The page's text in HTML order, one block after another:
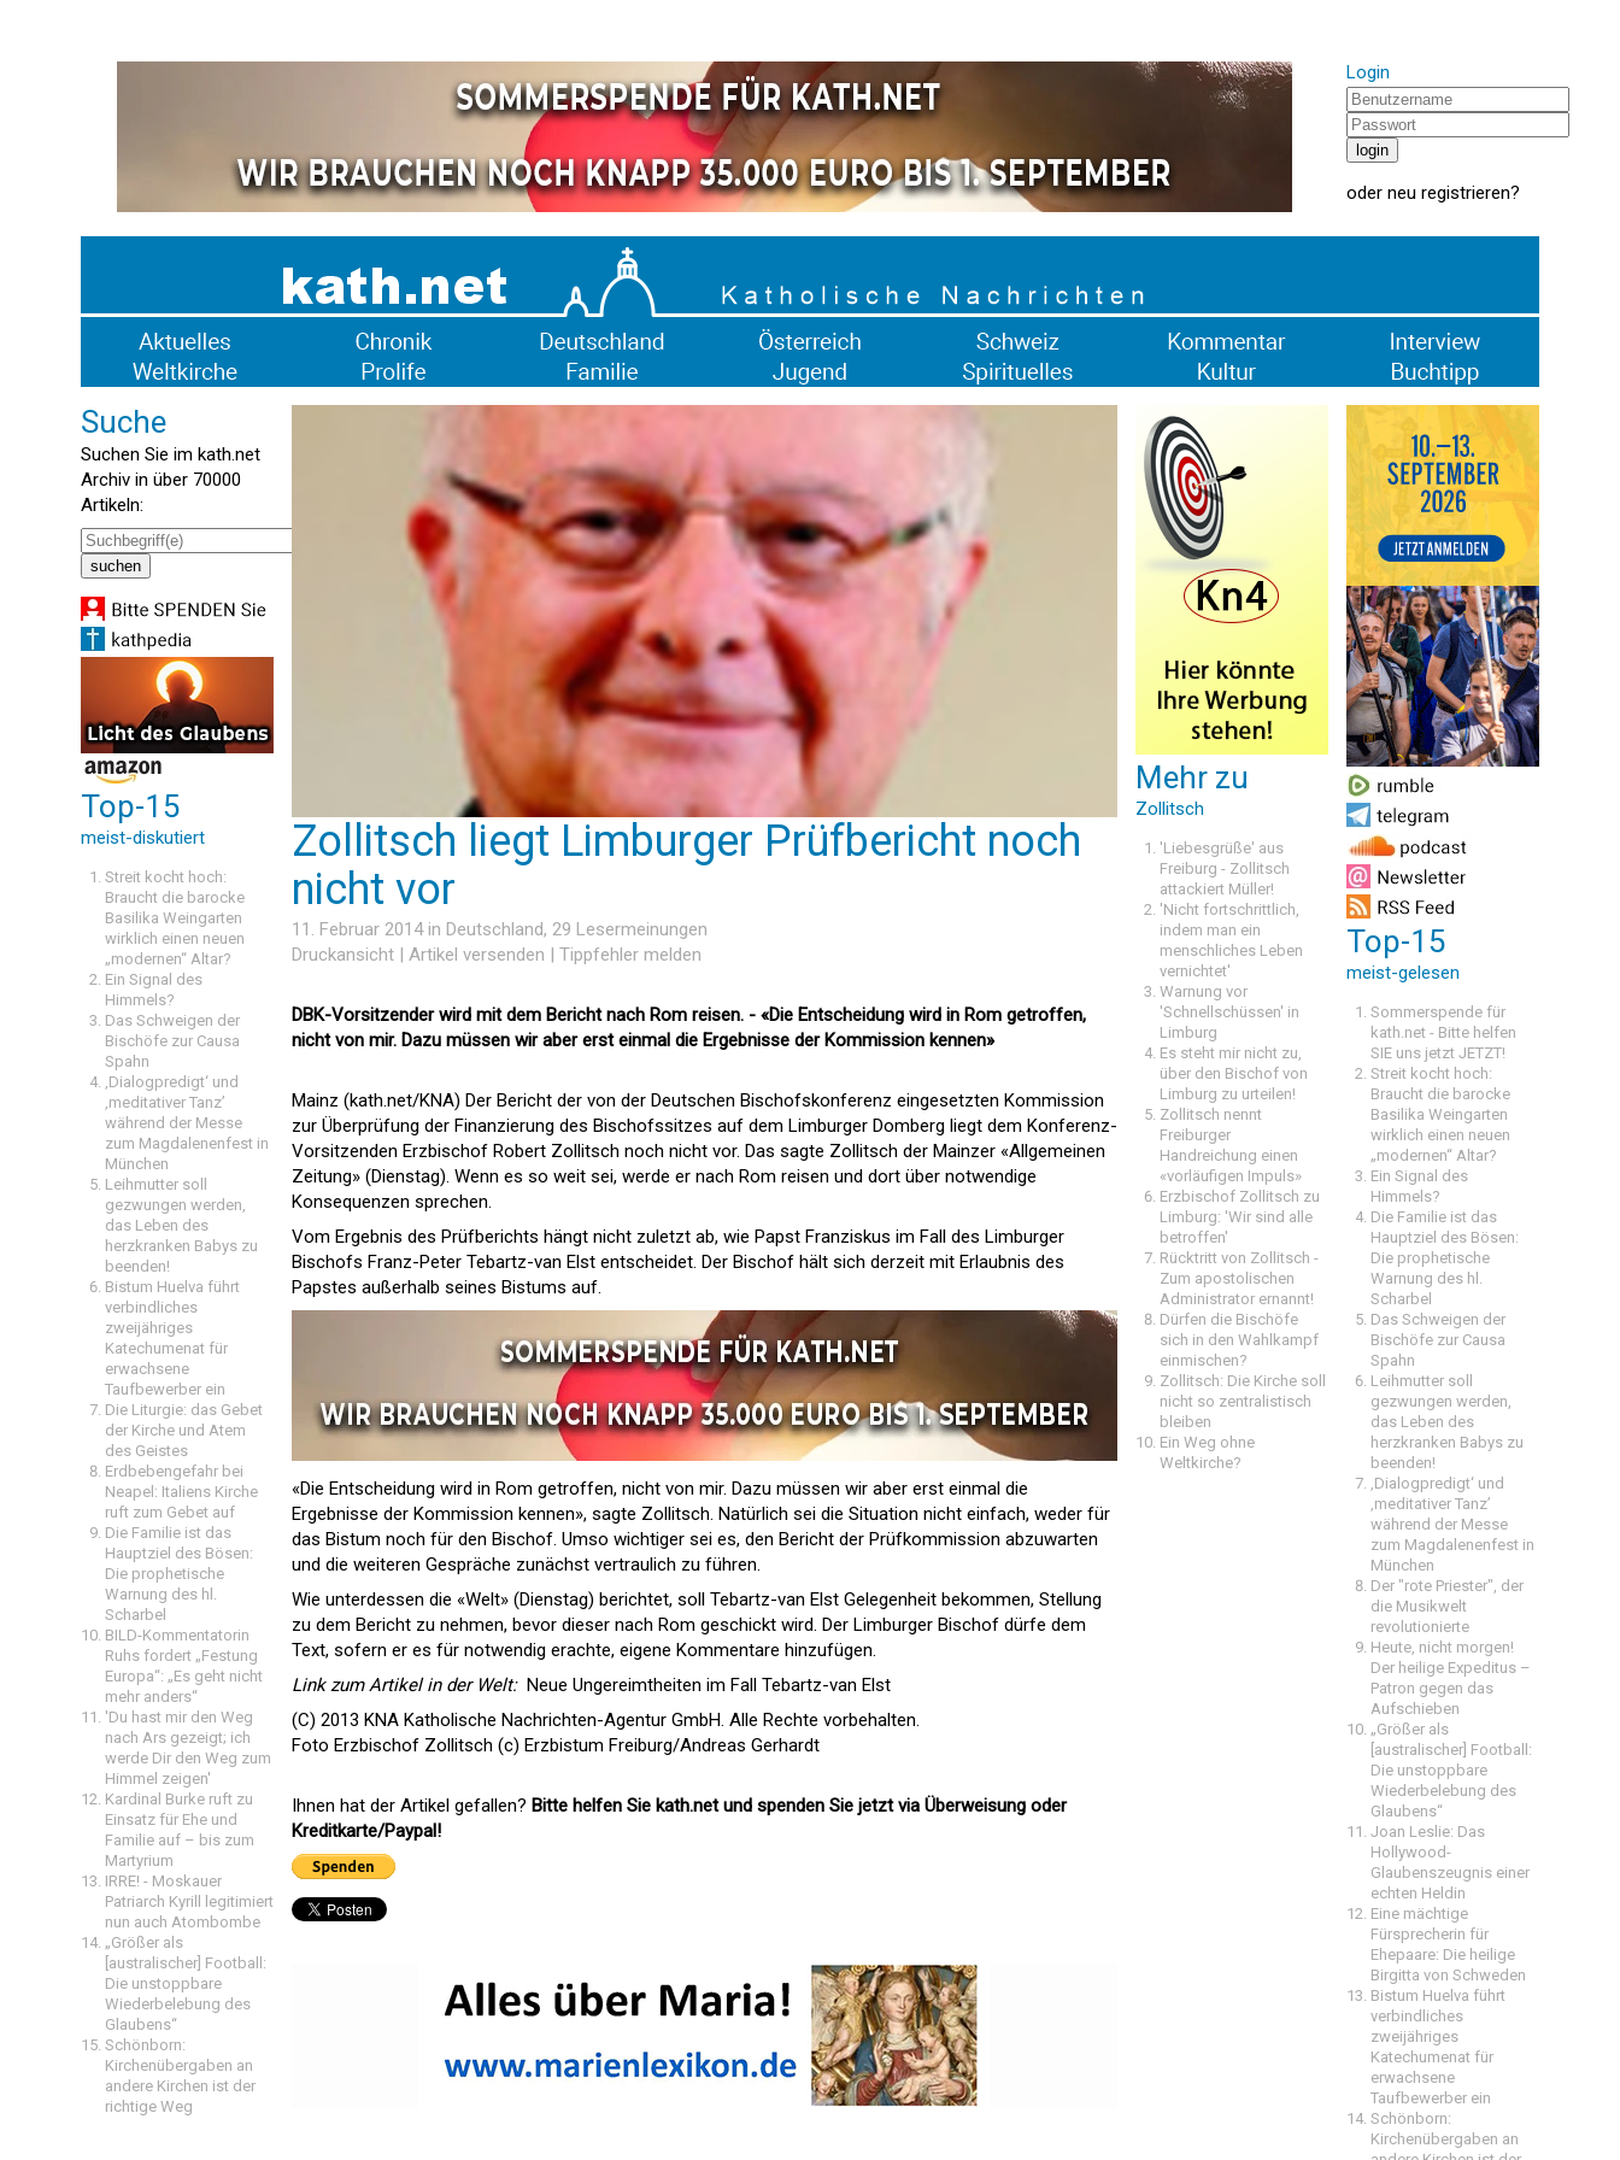
Login
oder neu registrieren?
Suche
Suchen Sie im kath.net
Archiv in über 70000
Artikeln:
Top-15
meist-diskutiert
Streit kocht hoch:
Braucht die barocke
Basilika Weingarten
wirklich einen neuen
„modernen“ Altar?
Ein Signal des
Himmels?
Das Schweigen der
Bischöfe zur Causa
Spahn
‚Dialogpredigt‘ und
‚meditativer Tanz’
während der Messe
zum Magdalenenfest in
München
Leihmutter soll
gezwungen werden,
das Leben des
herzkranken Babys zu
beenden!
Bistum Huelva führt
verbindliches
zweijähriges
Katechumenat für
erwachsene
Taufbewerber ein
Die Liturgie: das Gebet
der Kirche und Atem
des Geistes
Erdbebengefahr bei
Neapel: Italiens Kirche
ruft zum Gebet auf
Die Familie ist das
Hauptziel des Bösen:
Die prophetische
Warnung des hl.
Scharbel
BILD-Kommentatorin
Ruhs fordert „Festung
Europa“: „Es geht nicht
mehr anders“
'Du hast mir den Weg
nach Ars gezeigt; ich
werde Dir den Weg zum
Himmel zeigen'
Kardinal Burke ruft zu
Einsatz für Ehe und
Familie auf – bis zum
Martyrium
IRRE! - Moskauer
Patriarch Kyrill legitimiert
nun auch Atombombe
„Größer als
[australischer] Football:
Die unstoppbare
Wiederbelebung des
Glaubens“
Schönborn:
Kirchenübergaben an
andere Kirchen ist der
richtige Weg
Zollitsch liegt Limburger Prüfbericht noch
nicht vor
11. Februar 2014 in Deutschland, 29 Lesermeinungen
Druckansicht | Artikel versenden | Tippfehler melden
DBK-Vorsitzender wird mit dem Bericht nach Rom reisen. - «Die Entscheidung wird in Rom getroffen,
nicht von mir. Dazu müssen wir aber erst einmal die Ergebnisse der Kommission kennen»
Mainz (kath.net/KNA) Der Bericht der von der Deutschen Bischofskonferenz eingesetzten Kommission
zur Überprüfung der Finanzierung des Bischofssitzes auf dem Limburger Domberg liegt dem Konferenz-
Vorsitzenden Erzbischof Robert Zollitsch noch nicht vor. Das sagte Zollitsch der Mainzer «Allgemeinen
Zeitung» (Dienstag). Wenn es so weit sei, werde er nach Rom reisen und dort über notwendige
Konsequenzen sprechen.
Vom Ergebnis des Prüfberichts hängt nicht zuletzt ab, wie Papst Franziskus im Fall des Limburger
Bischofs Franz-Peter Tebartz-van Elst entscheidet. Der Bischof hält sich derzeit mit Erlaubnis des
Papstes außerhalb seines Bistums auf.
«Die Entscheidung wird in Rom getroffen, nicht von mir. Dazu müssen wir aber erst einmal die
Ergebnisse der Kommission kennen», sagte Zollitsch. Natürlich sei die Situation nicht einfach, weder für
das Bistum noch für den Bischof. Umso wichtiger sei es, den Bericht der Prüfkommission abzuwarten
und die weiteren Gespräche zunächst vertraulich zu führen.
Wie unterdessen die «Welt» (Dienstag) berichtet, soll Tebartz-van Elst Gelegenheit bekommen, Stellung
zu dem Bericht zu nehmen, bevor dieser nach Rom geschickt wird. Der Limburger Bischof dürfe dem
Text, sofern er es für notwendig erachte, eigene Kommentare hinzufügen.
Link zum Artikel in der Welt:  Neue Ungereimtheiten im Fall Tebartz-van Elst
(C) 2013 KNA Katholische Nachrichten-Agentur GmbH. Alle Rechte vorbehalten.
Foto Erzbischof Zollitsch (c) Erzbistum Freiburg/Andreas Gerhardt
Ihnen hat der Artikel gefallen? Bitte helfen Sie kath.net und spenden Sie jetzt via Überweisung oder
Kreditkarte/Paypal!
Mehr zu
Zollitsch
'Liebesgrüße' aus
Freiburg - Zollitsch
attackiert Müller!
'Nicht fortschrittlich,
indem man ein
menschliches Leben
vernichtet'
Warnung vor
'Schnellschüssen' in
Limburg
Es steht mir nicht zu,
über den Bischof von
Limburg zu urteilen!
Zollitsch nennt
Freiburger
Handreichung einen
«vorläufigen Impuls»
Erzbischof Zollitsch zu
Limburg: 'Wir sind alle
betroffen'
Rücktritt von Zollitsch -
Zum apostolischen
Administrator ernannt!
Dürfen die Bischöfe
sich in den Wahlkampf
einmischen?
Zollitsch: Die Kirche soll
nicht so zentralistisch
bleiben
Ein Weg ohne
Weltkirche?
Top-15
meist-gelesen
Sommerspende für
kath.net - Bitte helfen
SIE uns jetzt JETZT!
Streit kocht hoch:
Braucht die barocke
Basilika Weingarten
wirklich einen neuen
„modernen“ Altar?
Ein Signal des
Himmels?
Die Familie ist das
Hauptziel des Bösen:
Die prophetische
Warnung des hl.
Scharbel
Das Schweigen der
Bischöfe zur Causa
Spahn
Leihmutter soll
gezwungen werden,
das Leben des
herzkranken Babys zu
beenden!
‚Dialogpredigt‘ und
‚meditativer Tanz’
während der Messe
zum Magdalenenfest in
München
Der "rote Priester", der
die Musikwelt
revolutionierte
Heute, nicht morgen!
Der heilige Expeditus –
Patron gegen das
Aufschieben
„Größer als
[australischer] Football:
Die unstoppbare
Wiederbelebung des
Glaubens“
Joan Leslie: Das
Hollywood-
Glaubenszeugnis einer
echten Heldin
Eine mächtige
Fürsprecherin für
Ehepaare: Die heilige
Birgitta von Schweden
Bistum Huelva führt
verbindliches
zweijähriges
Katechumenat für
erwachsene
Taufbewerber ein
Schönborn:
Kirchenübergaben an